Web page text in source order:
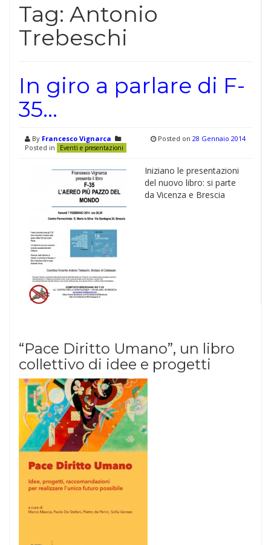
Tag: Antonio
Trebeschi
In giro a parlare di F-
35…
By Francesco Vignarca
Posted in
Eventi e presentazioni
Posted on 28 Gennaio 2014
Iniziano le presentazioni
del nuovo libro: si parte
da Vicenza e Brescia
“Pace Diritto Umano”, un libro
collettivo di idee e progetti